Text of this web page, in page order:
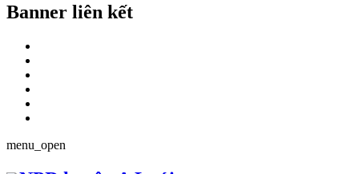
Banner liên kết
menu_open